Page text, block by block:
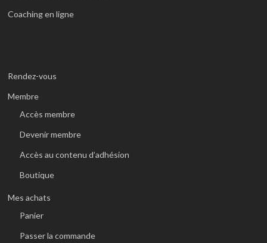
Coaching en ligne
Rendez-vous
Membre
Accès membre
Devenir membre
Accès au contenu d’adhésion
Boutique
Mes achats
Panier
Passer la commande